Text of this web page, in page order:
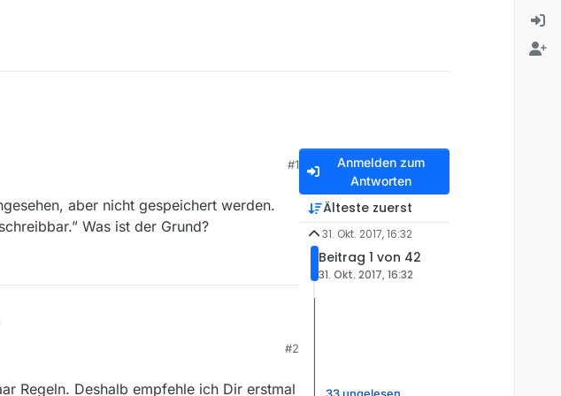
#1
aber nicht gespeichert werden.
Was ist der Grund?
Was ist der Grund?
#2
Regeln. Deshalb empfehle ich Dir erstmal
Anmelden zum
Antworten
Älteste zuerst
31. Okt. 2017, 16:32
Beitrag 1 von 42
31. Okt. 2017, 16:32